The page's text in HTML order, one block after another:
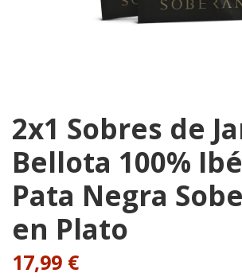
2x1 Sobres de
Bellota 100%
Pata Negra
en Plato
17,99 €